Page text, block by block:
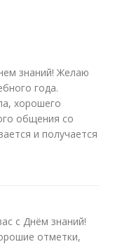
знаний! Желаю
года.
хорошего
общения со
и получается
с Днём знаний!
отметки,